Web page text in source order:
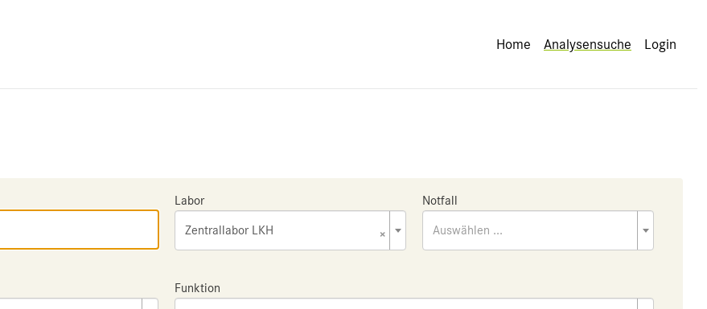
Home Analysensuche Login
Labor
×
Zentrallabor LKH
Notfall
Auswählen ...
Funktion